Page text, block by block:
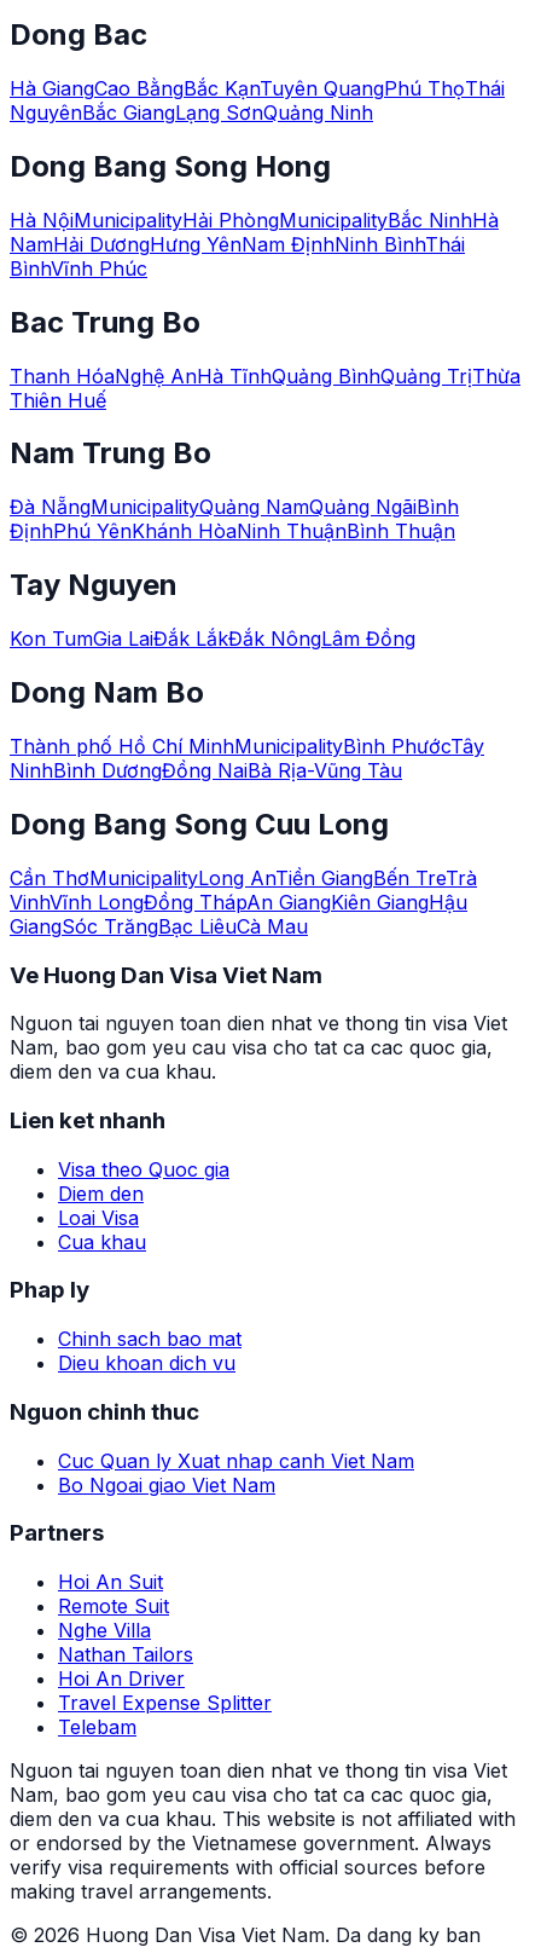
Dong Bac
Hà GiangCao BằngBắc KạnTuyên QuangPhú ThọThái
NguyênBắc GiangLạng SơnQuảng Ninh
Dong Bang Song Hong
Hà NộiMunicipalityHải PhòngMunicipalityBắc NinhHà
NamHải DươngHưng YênNam ĐịnhNinh BìnhThái
BìnhVĩnh Phúc
Bac Trung Bo
Thanh HóaNghệ AnHà TĩnhQuảng BìnhQuảng TrịThừa
Thiên Huế
Nam Trung Bo
Đà NẵngMunicipalityQuảng NamQuảng NgãiBình
ĐịnhPhú YênKhánh HòaNinh ThuậnBình Thuận
Tay Nguyen
Kon TumGia LaiĐắk LắkĐắk NôngLâm Đồng
Dong Nam Bo
Thành phố Hồ Chí MinhMunicipalityBình PhướcTây
NinhBình DươngĐồng NaiBà Rịa-Vũng Tàu
Dong Bang Song Cuu Long
Cần ThơMunicipalityLong AnTiền GiangBến TreTrà
VinhVĩnh LongĐồng ThápAn GiangKiên GiangHậu
GiangSóc TrăngBạc LiêuCà Mau
Ve Huong Dan Visa Viet Nam
Nguon tai nguyen toan dien nhat ve thong tin visa Viet
Nam, bao gom yeu cau visa cho tat ca cac quoc gia,
diem den va cua khau.
Lien ket nhanh
Visa theo Quoc gia
Diem den
Loai Visa
Cua khau
Phap ly
Chinh sach bao mat
Dieu khoan dich vu
Nguon chinh thuc
Cuc Quan ly Xuat nhap canh Viet Nam
Bo Ngoai giao Viet Nam
Partners
Hoi An Suit
Remote Suit
Nghe Villa
Nathan Tailors
Hoi An Driver
Travel Expense Splitter
Telebam
Nguon tai nguyen toan dien nhat ve thong tin visa Viet
Nam, bao gom yeu cau visa cho tat ca cac quoc gia,
diem den va cua khau. This website is not affiliated with
or endorsed by the Vietnamese government. Always
verify visa requirements with official sources before
making travel arrangements.
© 2026 Huong Dan Visa Viet Nam. Da dang ky ban